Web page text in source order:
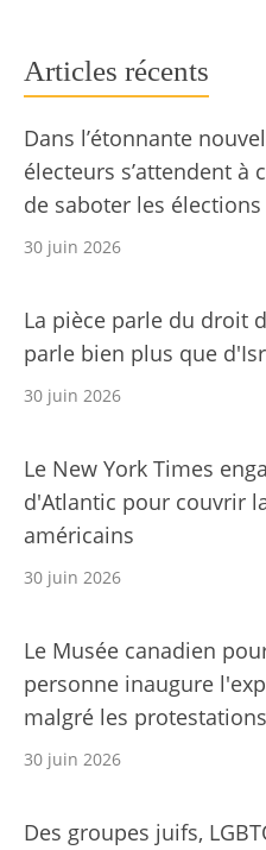
Articles récents
Dans l’étonnante
électeurs s’attendent à
de saboter les élections
30 juin 2026
La pièce parle du droit
parle bien plus que
30 juin 2026
Le New York Times
d'Atlantic pour couvrir
américains
30 juin 2026
Le Musée canadien
personne inaugure
malgré les
30 juin 2026
Des groupes juifs,